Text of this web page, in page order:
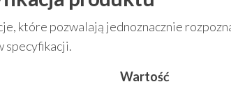
które pozwalają jednoznacznie
specyfikacji.
Wartość